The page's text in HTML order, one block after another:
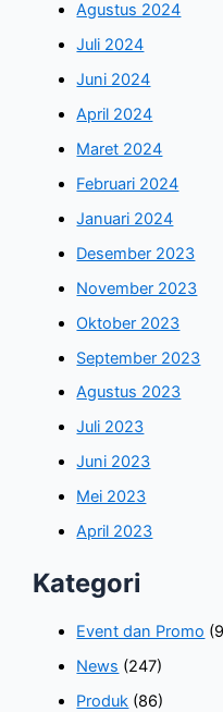
Agustus 2024
Juli 2024
Juni 2024
April 2024
Maret 2024
Februari 2024
Januari 2024
Desember 2023
November 2023
Oktober 2023
September 2023
Agustus 2023
Juli 2023
Juni 2023
Mei 2023
April 2023
Kategori
Event dan Promo
News (247)
Produk (86)